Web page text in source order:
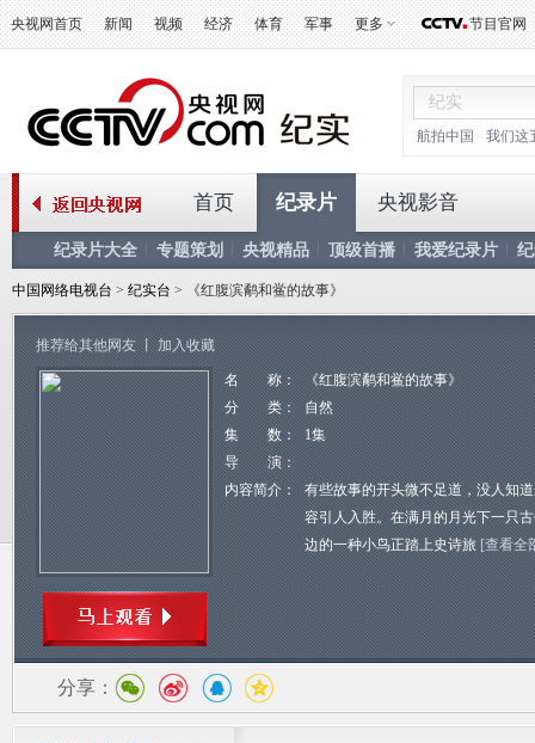
央视网首页 新闻 视频 经济 体育 军事 更多 节目官网
航拍中国 我们这
首页 纪录片
纪录片大全 专题策划 央视精品 顶级首播 我爱纪录片
央视影音
中国网络电视台 > 纪实台 > 《红腹滨鹬和鲎的故事》
推荐给其他网友 加入收藏
名 称：
《红腹滨鹬和鲎的故事》
分 类：
自然
集 数：
1集
导 演：
内容简介：
有些故事的开头微不足道，没人知
容引人入胜。在满月的月光下一只
边的一种小鸟正踏上史诗旅 [查看全
分享：